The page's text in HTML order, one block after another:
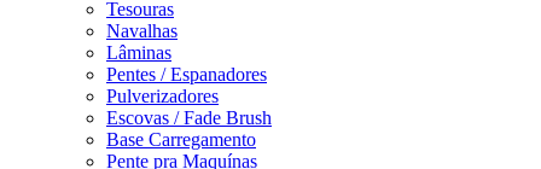
Tesouras
Navalhas
Lâminas
Pentes / Espanadores
Pulverizadores
Escovas / Fade Brush
Base Carregamento
Pente pra Maquínas